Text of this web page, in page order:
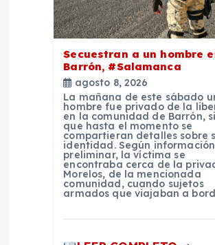
Secuestran a un hombre
Barrón, #Salamanca
agosto 8, 2026
La mañana de este sábado
hombre fue privado de la
en la comunidad de Barrón,
que hasta el momento se
compartieran detalles sobre
identidad. Según información
preliminar, la víctima se
encontraba cerca de la
Morelos, de la mencionada
comunidad, cuando sujetos
armados que viajaban a